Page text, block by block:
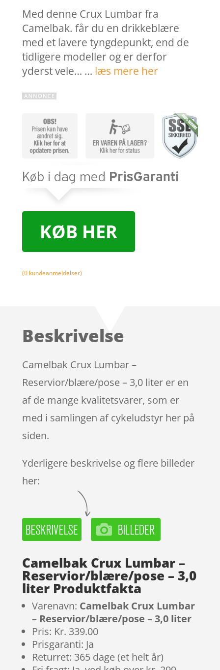
Med denne Crux Lumbar fra
Camelbak. får du en drikkeblære
med et lavere tyngdepunkt, end de
tidligere modeller og er derfor
yderst vele… … læs mere her
KØB HER
(0kundeanmeldelser)
Beskrivelse
Camelbak Crux Lumbar –
Reservior/blære/pose – 3,0 liter er en
af de mange kvalitetsvarer, som er
med i samlingen af cykeludstyr her på
siden.
Yderligere beskrivelse og flere billeder
her:
Camelbak Crux Lumbar –
Reservior/blære/pose – 3,0
liter Produktfakta
Varenavn: Camelbak Crux Lumbar
– Reservior/blære/pose – 3,0 liter
Pris: Kr. 339.00
Prisgaranti: Ja
Returret: 365 dage (et helt år)